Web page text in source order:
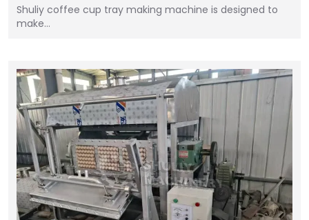
Shuliy coffee cup tray making machine is designed to
make…